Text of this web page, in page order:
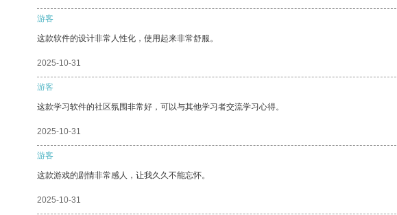
游客
这款软件的设计非常人性化，使用起来非常舒服。
2025-10-31
游客
这款学习软件的社区氛围非常好，可以与其他学习者交流学习心得。
2025-10-31
游客
这款游戏的剧情非常感人，让我久久不能忘怀。
2025-10-31